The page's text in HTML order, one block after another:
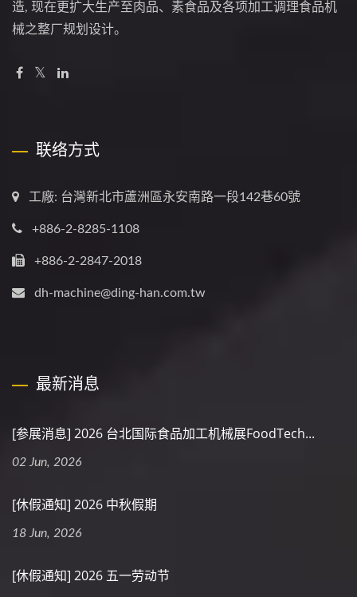
造, 现在更扩大生产至肉品、素食品及各项加工调理食品机
械之整厂规划设计。
联络方式
工廠: 台灣新北市蘆洲區永安南路一段142巷60號
+886-2-8285-1108
+886-2-2847-2018
dh-machine@ding-han.com.tw
最新消息
[参展消息] 2026 台北国际食品加工机械展FoodTech...
02 Jun, 2026
[休假通知] 2026 中秋假期
18 Jun, 2026
[休假通知] 2026 五一劳动节